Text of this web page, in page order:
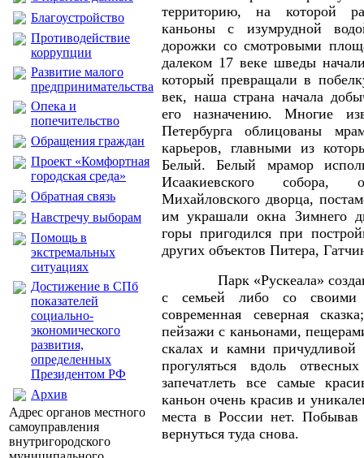
Благоустройство
Противодействие
коррупции
Развитие малого
предпринимательства
Опека и
попечительство
Обращения граждан
Проект «Комфортная
городская среда»
Обратная связь
Навстречу выборам
Помощь в
экстремальных
ситуациях
Достижение в СПб
показателей
социально-
экономического
развития,
определенных
Президентом РФ
Архив
Адрес органов местного
самоуправления
внутригородского
территорию, на которой
каньоны с изумрудной
дорожки со смотровыми
далеком 17 веке шведы
который превращали в
век, наша страна начала
его назначению. Многие
Петербурга облицованы
карьеров, главными из
Белый. Белый мрамор
Исаакиевского
Михайловского дворца,
им украшали окна Зимнего
горы пригодился при
других объектов Питера,
Парк «Рускеала» создан
с семьей либо со своими
современная северная
пейзажи с каньонами,
скалах и камни
прогуляться вдоль
запечатлеть все самые
каньон очень красив и
места в России нет. Побывав
вернуться туда снова.